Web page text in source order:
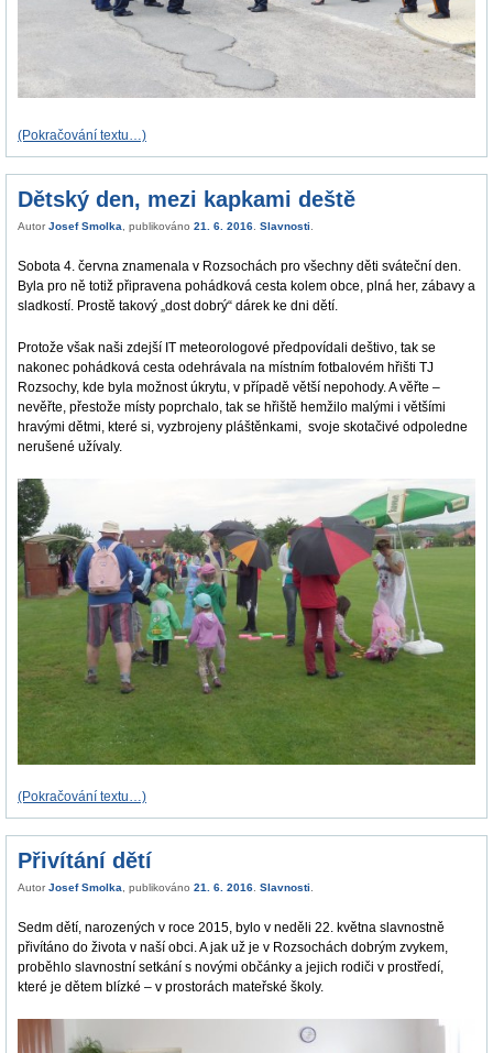
(Pokračování textu…)
Dětský den, mezi kapkami deště
Autor Josef Smolka , publikováno 21. 6. 2016 Slavnosti
Sobota 4. června znamenala v Rozsochách pro všechny děti sváteční den.
Byla pro ně totiž připravena pohádková cesta kolem obce, plná her, zábavy a
sladkostí. Prostě takový „dost dobrý“ dárek ke dni dětí.
Protože však naši zdejší IT meteorologové předpovídali deštivo, tak se
nakonec pohádková cesta odehrávala na místním fotbalovém hřišti TJ
Rozsochy, kde byla možnost úkrytu, v případě větší nepohody. A věřte –
nevěřte, přestože místy poprchalo, tak se hřiště hemžilo malými i většími
hravými dětmi, které si, vyzbrojeny pláštěnkami, svoje skotačivé odpoledne
nerušené užívaly.
(Pokračování textu…)
Přivítání dětí
Autor Josef Smolka, publikováno 21. 6. 2016. Slavnosti.
Sedm dětí, narozených v roce 2015, bylo v neděli 22. května slavnostně
přivítáno do života v naší obci. A jak už je v Rozsochách dobrým zvykem,
proběhlo slavnostní setkání s novými občánky a jejich rodiči v prostředí,
které je dětem blízké – v prostorách mateřské školy.